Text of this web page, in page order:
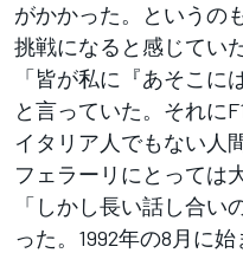
がかかった。というの
挑戦になると感じてい
「皆が私に『あそこに
と言っていた。それに
イタリア人でもない人
フェラーリにとっては
「しかし長い話し合い
った。1992年の8月に